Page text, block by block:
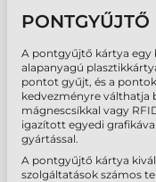
A pontgyűjtő kártya egy
alapanyagú
pontot gyűjt, és a
kedvezményre válthatja
mágnescsíkkal vagy
igazított egyedi
gyártással.
A pontgyűjtő kártya
szolgáltatások számos